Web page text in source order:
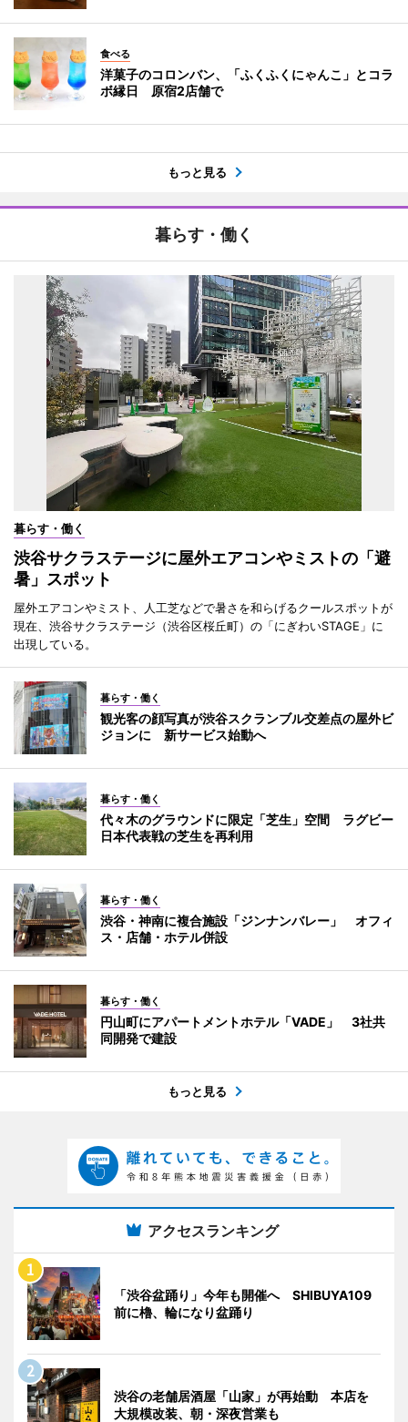
食べる
洋菓子のコロンバン、「ふくふくにゃんこ」とコラ
ボ縁日 原宿2店舗で
もっと見る
暮らす・働く
暮らす・働く
渋谷サクラステージに屋外エアコンやミストの「避
暑」スポット
屋外エアコンやミスト、人工芝などで暑さを和らげるクールスポットが
現在、渋谷サクラステージ（渋谷区桜丘町）の「にぎわいSTAGE」に
出現している。
暮らす・働く
観光客の顔写真が渋谷スクランブル交差点の屋外ビ
ジョンに 新サービス始動へ
暮らす・働く
代々木のグラウンドに限定「芝生」空間 ラグビー
日本代表戦の芝生を再利用
暮らす・働く
渋谷・神南に複合施設「ジンナンバレー」 オフィ
ス・店舗・ホテル併設
暮らす・働く
円山町にアパートメントホテル「VADE」 3社共
同開発で建設
もっと見る
アクセスランキング
「渋谷盆踊り」今年も開催へ SHIBUYA109
前に櫓、輪になり盆踊り
渋谷の老舗居酒屋「山家」が再始動 本店を
大規模改装、朝・深夜営業も